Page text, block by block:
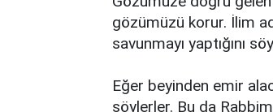
gözümüzü korur. İlim
savunmayı yaptığını
Eğer beyinden emir
söylerler. Bu da